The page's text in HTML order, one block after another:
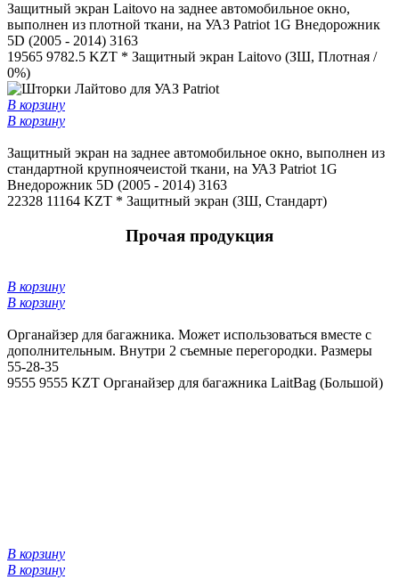
Защитный экран Laitovo на заднее автомобильное окно,
выполнен из плотной ткани, на УАЗ Patriot 1G Внедорожник
5D (2005 - 2014) 3163
19565 9782.5 KZT * Защитный экран Laitovo (ЗШ, Плотная /
0%)
В корзину
В корзину
Защитный экран на заднее автомобильное окно, выполнен из
стандартной крупноячеистой ткани, на УАЗ Patriot 1G
Внедорожник 5D (2005 - 2014) 3163
22328 11164 KZT * Защитный экран (ЗШ, Стандарт)
Прочая продукция
В корзину
В корзину
Органайзер для багажника. Может использоваться вместе с
дополнительным. Внутри 2 съемные перегородки. Размеры
55-28-35
9555 9555 KZT Органайзер для багажника LaitBag (Большой)
В корзину
В корзину